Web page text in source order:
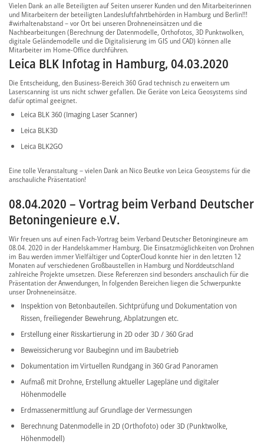
Vielen Dank an alle Beteiligten auf Seiten unserer Kunden und den Mitarbeiterinnen
und Mitarbeitern der beteiligten Landesluftfahrtbehörden in Hamburg und Berlin!!!
#wirhaltenabstand – vor Ort bei unseren Drohneneinsätzen und die
Nachbearbeitungen (Berechnung der Datenmodelle, Orthofotos, 3D Punktwolken,
digitale Geländemodelle und die Digitalisierung im GIS und CAD) können alle
Mitarbeiter im Home-Office durchführen.
Leica BLK Infotag in Hamburg, 04.03.2020
Die Entscheidung, den Business-Bereich 360 Grad technisch zu erweitern um
Laserscanning ist uns nicht schwer gefallen. Die Geräte von Leica Geosystems sind
dafür optimal geeignet.
Leica BLK 360 (Imaging Laser Scanner)
Leica BLK3D
Leica BLK2GO
Eine tolle Veranstaltung – vielen Dank an Nico Beutke von Leica Geosystems für die
anschauliche Präsentation!
08.04.2020 – Vortrag beim Verband Deutscher
Betoningenieure e.V.
Wir freuen uns auf einen Fach-Vortrag beim Verband Deutscher Betoningineure am
08.04. 2020 in der Handelskammer Hamburg. Die Einsatzmöglichkeiten von Drohnen
im Bau werden immer Vielfältiger und CopterCloud konnte hier in den letzten 12
Monaten auf verschiedenen Großbaustellen in Hamburg und Norddeutschland
zahlreiche Projekte umsetzen. Diese Referenzen sind besonders anschaulich für die
Präsentation der Anwendungen, In folgenden Bereichen liegen die Schwerpunkte
unser Drohneneinsätze.
Inspektion von Betonbauteilen. Sichtprüfung und Dokumentation von
Rissen, freiliegender Bewehrung, Abplatzungen etc.
Erstellung einer Risskartierung in 2D oder 3D / 360 Grad
Beweissicherung vor Baubeginn und im Baubetrieb
Dokumentation im Virtuellen Rundgang in 360 Grad Panoramen
Aufmaß mit Drohne, Erstellung aktueller Lagepläne und digitaler
Höhenmodelle
Erdmassenermittlung auf Grundlage der Vermessungen
Berechnung Datenmodelle in 2D (Orthofoto) oder 3D (Punktwolke,
Höhenmodell)